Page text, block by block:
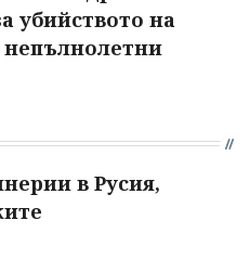
убийството на
в Русия,